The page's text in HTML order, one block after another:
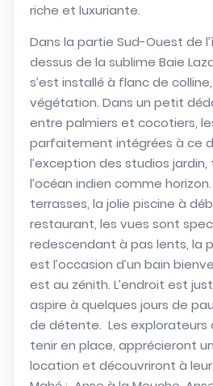
riche et luxuriante.
Dans la partie Sud-Ouest de
dessus de la sublime Baie
s’est installé à flanc de
végétation. Dans un petit
entre palmiers et cocotiers,
parfaitement intégrées à ce
l’exception des studios
l’océan indien comme
terrasses, la jolie piscine à
restaurant, les vues sont
redescendant à pas lents, la
est l’occasion d’un bain
est au zénith. L’endroit est
aspire à quelques jours de
de détente. Les explorateurs
tenir en place, apprécieront
location et découvriront à leur